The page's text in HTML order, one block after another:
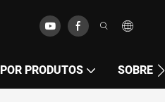
POR PRODUTOS SOBRE